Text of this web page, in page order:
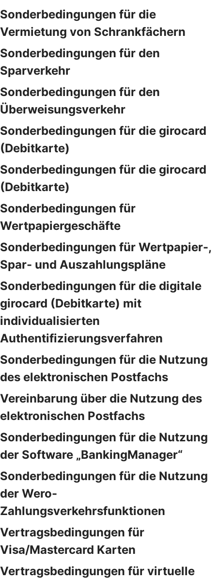
Sonderbedingungen für die
Vermietung von Schrankfächern
Sonderbedingungen für den
Sparverkehr
Sonderbedingungen für den
Überweisungsverkehr
Sonderbedingungen für die girocard
(Debitkarte)
Sonderbedingungen für die girocard
(Debitkarte)
Sonderbedingungen für
Wertpapiergeschäfte
Sonderbedingungen für Wertpapier-,
Spar- und Auszahlungspläne
Sonderbedingungen für die digitale
girocard (Debitkarte) mit
individualisierten
Authentifizierungsverfahren
Sonderbedingungen für die Nutzung
des elektronischen Postfachs
Vereinbarung über die Nutzung des
elektronischen Postfachs
Sonderbedingungen für die Nutzung
der Software „BankingManager“
Sonderbedingungen für die Nutzung
der Wero-
Zahlungsverkehrsfunktionen
Vertragsbedingungen für
Visa/Mastercard Karten
Vertragsbedingungen für virtuelle